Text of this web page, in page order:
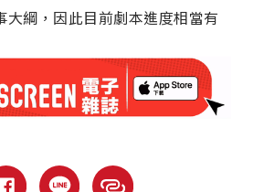
大綱，因此目前劇本進度相當有